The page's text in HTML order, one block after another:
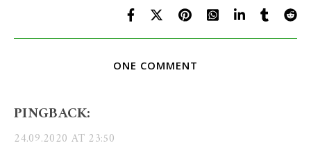
ONE COMMENT
PINGBACK:
24.09.2020 AT 23:50